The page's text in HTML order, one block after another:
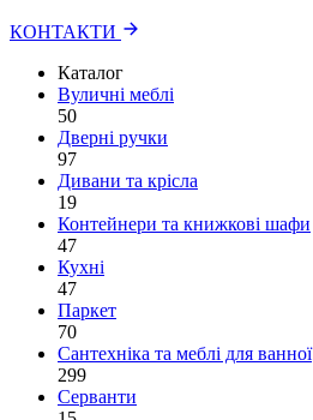
КОНТАКТИ
Каталог
Вуличні меблі
50
Дверні ручки
97
Дивани та крісла
19
Контейнери та книжкові шафи
47
Кухні
47
Паркет
70
Сантехніка та меблі для ванної
299
Серванти